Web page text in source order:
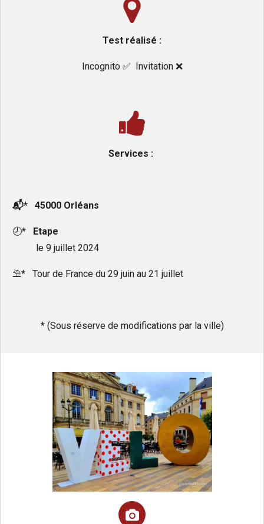
Test réalisé :
Incognito ✅️ Invitation ❌️
Services :
📬* 45000 Orléans
🕗* Etape
le 9 juillet 2024
⛱️* Tour de France du 29 juin au 21 juillet
* (Sous réserve de modifications par la ville)